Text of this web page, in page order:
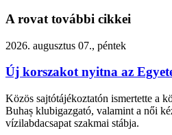
A rovat további cikkei
2026. augusztus 07., péntek
Új korszakot nyitna az
Közös sajtótájékoztatón ismertette a
Buhaș klubigazgató, valamint a női
vízilabdacsapat szakmai stábja.